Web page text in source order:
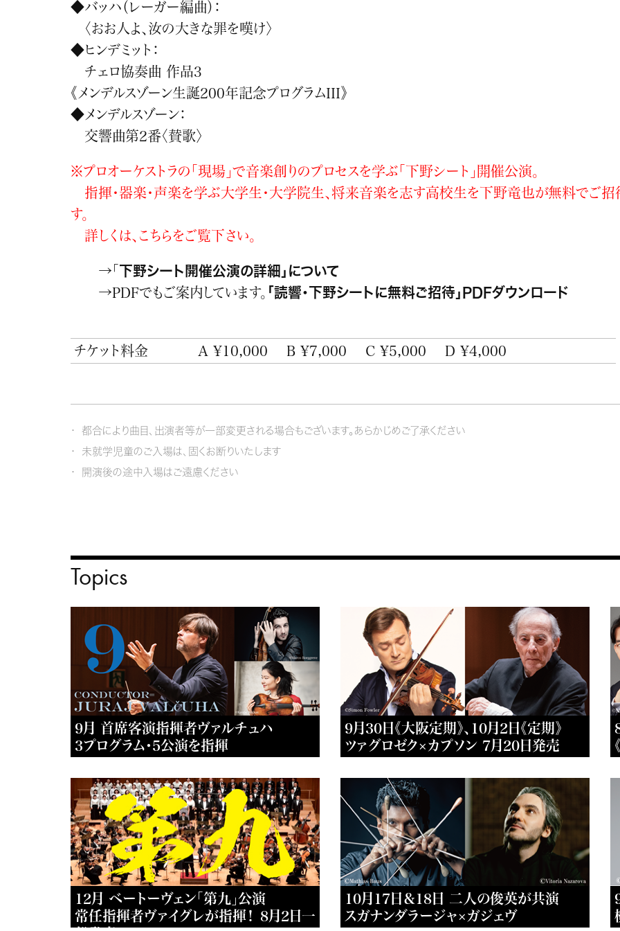
◆バッハ（レーガー編曲）：
〈おお人よ、汝の大きな罪を嘆け〉
◆ヒンデミット：
チェロ協奏曲 作品3
《メンデルスゾーン生誕200年記念プログラムIII》
◆メンデルスゾーン：
交響曲第2番〈賛歌〉
※プロオーケストラの「現場」で音楽創りのプロセスを学ぶ「下野シート」開催公演。
指揮・器楽・声楽を学ぶ大学生・大学院生、将来音楽を志す高校生を下野竜也が無料でご招
す。
詳しくは、こちらをご覧下さい。
→「 下野シート開催公演の詳細」について
→PDFでもご案内しています。 「読響・下野シートに無料ご招待」PDFダウンロード
チケット料金 A ¥10,000 B ¥7,000 C ¥5,000 D ¥4,000
都合により曲目、出演者等が一部変更される場合もございます。あらかじめご了承ください
未就学児童のご入場は、固くお断りいたします
開演後の途中入場はご遠慮ください
Topics
9月 首席客演指揮者ヴァルチュハ
3プログラム・5公演を指揮
9月30日《大阪定期》、10月2日《定期》
ツァグロゼク×カプソン 7月20日発売
12月 ベートーヴェン「第九」公演
常任指揮者ヴァイグレが指揮！ 8月2日一
10月17日＆18日 二人の俊英が共演
スガナンダラージャ×ガジェヴ